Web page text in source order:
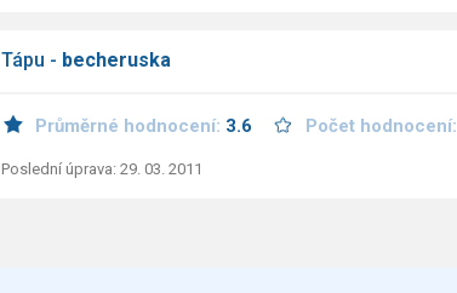
Tápu - becheruska
Průměrné hodnocení: 3.6 Počet hodnocení:
Poslední úprava: 29. 03. 2011